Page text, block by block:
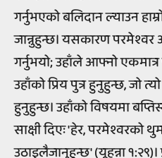
गर्नुभएको बलिदान ल्याउन
जान्नुहुन्छ। यसकारण
गर्नुभयो; उहाँले आफ्नो
उहाँको प्रिय पुत्र हुनुहुन्छ, जो
हुनुहुन्छ। उहाँको विषयमा
साक्षी दिएः 'हेर,
उठाइलैजानुहुन्छ' (यूहन्ना